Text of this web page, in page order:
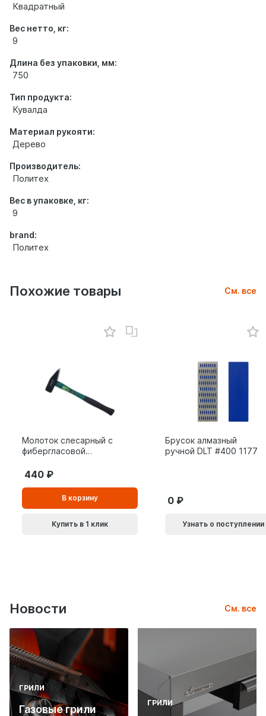
Квадратный
Вес нетто, кг:
9
Длина без упаковки, мм:
750
Тип продукта:
Кувалда
Материал рукояти:
Дерево
Производитель:
Политех
Вес в упаковке, кг:
9
brand:
Политех
Похожие товары См. все
Молоток слесарный с
фибергласовой
кг 10180-08
440
В корзину
Купить в 1 клик
Брусок алмазный
ручной DLT #400 1177
0
Узнать о поступлении
Новости См. все
ГРИЛИ
Газовые грили
ГРИЛИ